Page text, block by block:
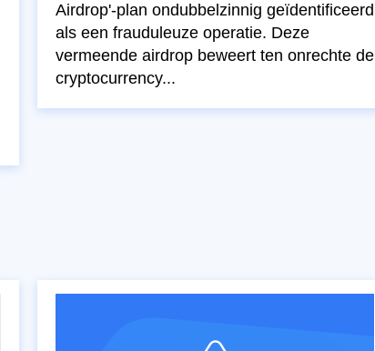
Airdrop'-plan ondubbelzinnig geïdentificeerd
als een frauduleuze operatie. Deze
vermeende airdrop beweert ten onrechte de
cryptocurrency...